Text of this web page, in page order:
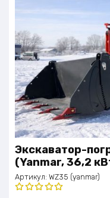
Экскаватор-
(Yanmar, 36,2
Артикул: WZ35 (yanmar)